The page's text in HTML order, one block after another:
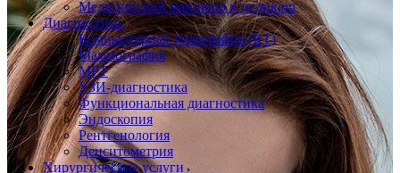
Медицинский маникюр и педикюр
Диагностика
Компьютерная томография (КТ)
Маммография
МРТ
УЗИ-диагностика
Функциональная диагностика
Эндоскопия
Рентгенология
Денситометрия
Хирургические услуги